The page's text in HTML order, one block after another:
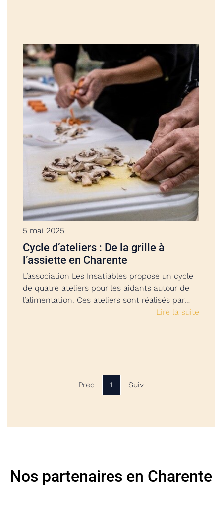
5 mai 2025
Cycle d’ateliers : De la grille à
l’assiette en Charente
L’association Les Insatiables propose un cycle
de quatre ateliers pour les aidants autour de
l’alimentation. Ces ateliers sont réalisés par…
Lire la suite
Prec 1 Suiv
Nos partenaires en Charente